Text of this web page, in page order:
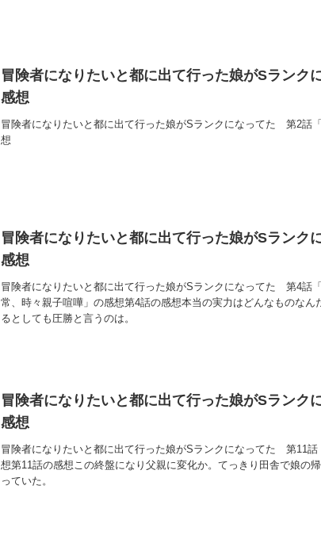
冒険者になりたいと都に出て行った娘がSラン
感想
冒険者になりたいと都に出て行った娘がSランクになってた 第2話
想
冒険者になりたいと都に出て行った娘がSラン
感想
冒険者になりたいと都に出て行った娘がSランクになってた 第4話
常、時々親子喧嘩」の感想第4話の感想本当の実力はどんなものなん
るとしても圧勝と言うのは。
冒険者になりたいと都に出て行った娘がSラン
感想
冒険者になりたいと都に出て行った娘がSランクになってた 第11話
想第11話の感想この終盤になり父親に変化か。てっきり田舎で娘の
っていた。